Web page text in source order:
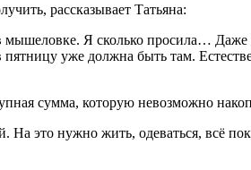
рассказывает Татьяна:
Я сколько просила… Даже
уже должна быть там.
сумма, которую невозможно
На это нужно жить, одеваться, всё